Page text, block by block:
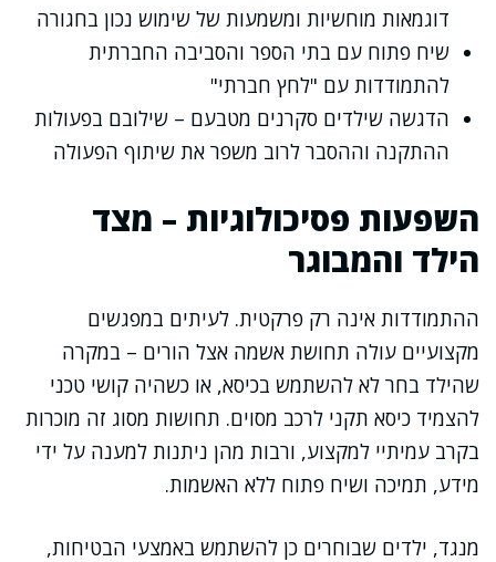
דוגמאות מוחשיות ומשמעות של שימוש נכון בחגורה
שיח פתוח עם בתי הספר והסביבה החברתית
להתמודדות עם "לחץ חברתי"
הדגשה שילדים סקרנים מטבעם – שילובם בפעולות
ההתקנה וההסבר לרוב משפר את שיתוף הפעולה
השפעות פסיכולוגיות – מצד
הילד והמבוגר
ההתמודדות אינה רק פרקטית. לעיתים במפגשים
מקצועיים עולה תחושת אשמה אצל הורים – במקרה
שהילד בחר לא להשתמש בכיסא, או כשהיה קושי טכני
להצמיד כיסא תקני לרכב מסוים. תחושות מסוג זה מוכרות
בקרב עמיתיי למקצוע, ורבות מהן ניתנות למענה על ידי
מידע, תמיכה ושיח פתוח ללא האשמות.
מנגד, ילדים שבוחרים כן להשתמש באמצעי הבטיחות,